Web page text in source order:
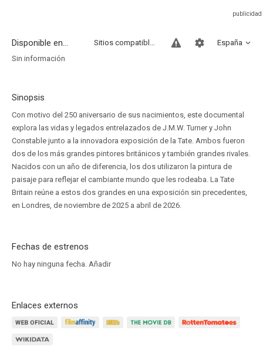
Disponible en... España
Sitios compatibles
Sin información
Sinopsis
Con motivo del 250 aniversario de sus nacimientos, este documental
explora las vidas y legados entrelazados de J.M.W. Turner y John
Constable junto a la innovadora exposición de la Tate. Ambos fueron
dos de los más grandes pintores británicos y también grandes rivales.
Nacidos con un año de diferencia, los dos utilizaron la pintura de
paisaje para reflejar el cambiante mundo que les rodeaba. La Tate
Britain reúne a estos dos grandes en una exposición sin precedentes,
en Londres, de noviembre de 2025 a abril de 2026.
Fechas de estrenos
No hay ninguna fecha. Añadir
Enlaces externos